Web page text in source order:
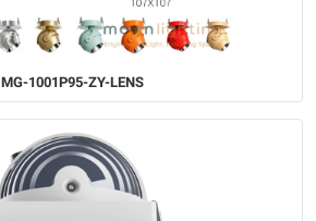
MG-1001P95-ZY-LENS